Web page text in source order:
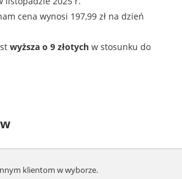
cena wynosi 197,99 zł na dzień
wyższa o 9 złotych w stosunku do
klientom w wyborze.